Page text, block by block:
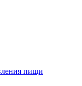
пищи